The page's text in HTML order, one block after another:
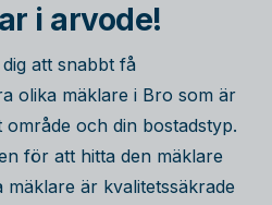
i arvode!
att snabbt få
olika mäklare i Bro som är
område och din bostadstyp.
för att hitta den mäklare
mäklare är kvalitetssäkrade